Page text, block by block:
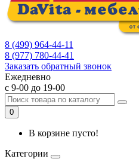
8 (499) 964-44-11
8 (977) 780-44-41
Заказать обратный звонок
Ежедневно
с 9-00 до 19-00
0
В корзине пусто!
Категории